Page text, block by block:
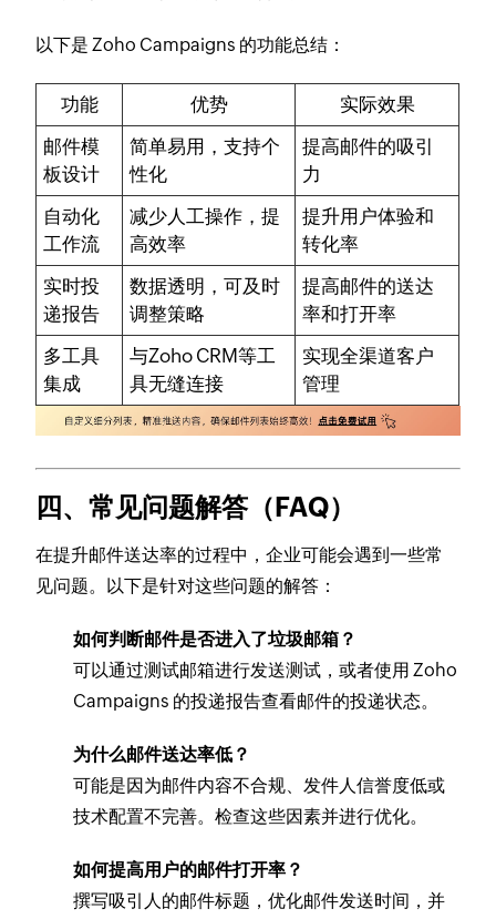
以下是 Zoho Campaigns 的功能总结：
功能 优势
实际效果
邮件模
板设计
简单易用，支持个
性化
提高邮件的吸引
力
自动化
工作流
减少人工操作，提
高效率
提升用户体验和
转化率
实时投
递报告
数据透明，可及时
调整策略
提高邮件的送达
率和打开率
多工具
集成
与Zoho CRM等工
具无缝连接
实现全渠道客户
管理
四、常见问题解答（FAQ）
在提升邮件送达率的过程中，企业可能会遇到一些常
见问题。以下是针对这些问题的解答：
如何判断邮件是否进入了垃圾邮箱？
可以通过测试邮箱进行发送测试，或者使用 Zoho
Campaigns 的投递报告查看邮件的投递状态。
为什么邮件送达率低？
可能是因为邮件内容不合规、发件人信誉度低或
技术配置不完善。检查这些因素并进行优化。
如何提高用户的邮件打开率？
撰写吸引人的邮件标题，优化邮件发送时间，并